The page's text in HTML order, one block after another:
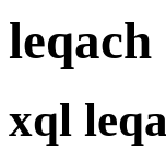
leqach
xql